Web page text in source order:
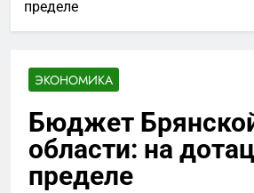
пределе
ЭКОНОМИКА
Бюджет
области: на
пределе